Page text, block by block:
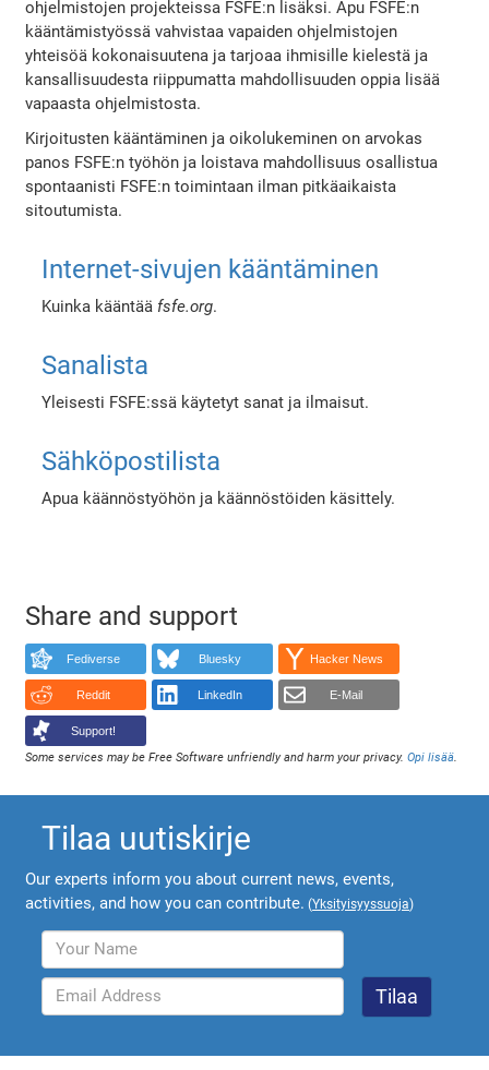
ohjelmistojen projekteissa FSFE:n lisäksi. Apu FSFE:n
kääntämistyössä vahvistaa vapaiden ohjelmistojen
yhteisöä kokonaisuutena ja tarjoaa ihmisille kielestä ja
kansallisuudesta riippumatta mahdollisuuden oppia lisää
vapaasta ohjelmistosta.
Kirjoitusten kääntäminen ja oikolukeminen on arvokas
panos FSFE:n työhön ja loistava mahdollisuus osallistua
spontaanisti FSFE:n toimintaan ilman pitkäaikaista
sitoutumista.
Internet-sivujen kääntäminen
Kuinka kääntää fsfe.org.
Sanalista
Yleisesti FSFE:ssä käytetyt sanat ja ilmaisut.
Sähköpostilista
Apua käännöstyöhön ja käännöstöiden käsittely.
Share and support
Fediverse Bluesky Hacker News
Reddit LinkedIn E-Mail
Support!
Some services may be Free Software unfriendly and harm your privacy.Opi lisää.
Tilaa uutiskirje
Our experts inform you about current news, events,
activities, and how you can contribute. (Yksityisyyssuoja)